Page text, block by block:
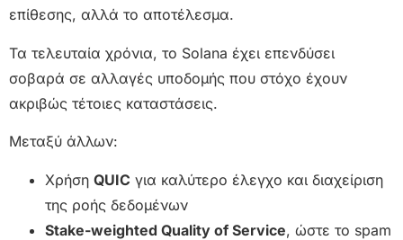
επίθεσης, αλλά το αποτέλεσμα.
Τα τελευταία χρόνια, το Solana έχει επενδύσει
σοβαρά σε αλλαγές υποδομής που στόχο έχουν
ακριβώς τέτοιες καταστάσεις.
Μεταξύ άλλων:
Χρήση QUIC για καλύτερο έλεγχο και διαχείριση
της ροής δεδομένων
Stake-weighted Quality of Service, ώστε το spam